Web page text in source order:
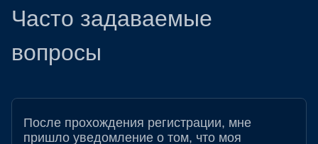
Часто задаваемые
вопросы
После прохождения регистрации, мне
пришло уведомление о том, что моя